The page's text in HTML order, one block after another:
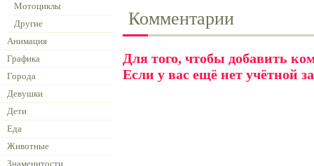
Мотоциклы
Другие
Анимация
Графика
Города
Девушки
Дети
Еда
Животные
Знаменитости
Комментарии
Для того, чтобы добавить
Если у вас ещё нет учётной